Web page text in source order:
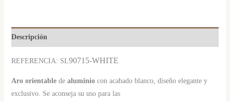
Descripción
REFERENCIA: SL90715-WHITE
Aro orientablede aluminiocon acabado blanco, diseño elegante y
exclusivo. Se aconseja su uso para las